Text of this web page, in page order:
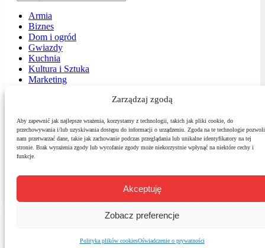
Zarządzaj zgodą
Aby zapewnić jak najlepsze wrażenia, korzystamy z technologii, takich jak pliki cookie, do
przechowywania i/lub uzyskiwania dostępu do informacji o urządzeniu. Zgoda na te technologie pozwoli
nam przetwarzać dane, takie jak zachowanie podczas przeglądania lub unikalne identyfikatory na tej
stronie. Brak wyrażenia zgody lub wycofanie zgody może niekorzystnie wpłynąć na niektóre cechy i
funkcje.
Akceptuję
Zobacz preferencje
Polityka plików cookiesOświadczenie o prywatności
Armia
Biznes
Dom i ogród
Gwiazdy
Kuchnia
Kultura i Sztuka
Marketing
Podróże
Polityka
Sport
Środowisko
Technologie